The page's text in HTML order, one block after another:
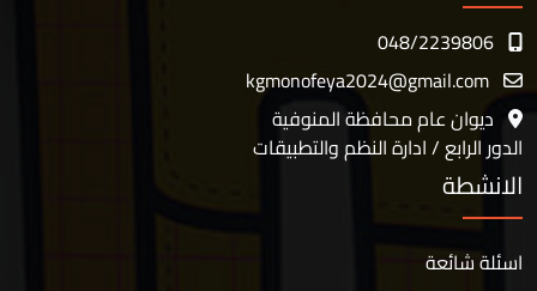
048/2239806
kgmonofeya2024@gmail.com
ديوان عام محافظة المنوفية
الدور الرابع / ادارة النظم والتطبيقات
الانشطة
اسئلة شائعة